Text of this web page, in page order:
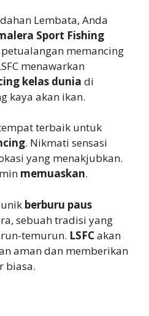
Lembata, Anda
Sport Fishing
memancing
menawarkan
kelas dunia di
kaya akan ikan.
terbaik untuk
. Nikmati sensasi
yang menakjubkan.
memuaskan.
berburu paus
sebuah tradisi yang
temurun. LSFCakan
aman dan memberikan
biasa.